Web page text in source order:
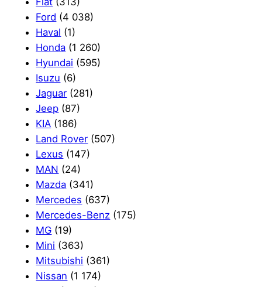
Ford (4 038)
Haval (1)
Honda (1 260)
Hyundai (595)
Isuzu (6)
Jaguar (281)
Jeep (87)
KIA (186)
Land Rover (507)
Lexus (147)
MAN (24)
Mazda (341)
Mercedes (637)
Mercedes-Benz (175)
MG (19)
Mini (363)
Mitsubishi (361)
Nissan (1 174)